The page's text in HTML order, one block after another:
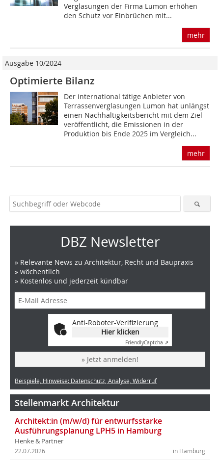
Verglasungen der Firma Lumon erhöhen
den Schutz vor Einbrüchen mit...
mehr
Ausgabe 10/2024
Optimierte Bilanz
Der international tätige Anbieter von
Terrassenverglasungen Lumon hat unlängst
einen Nachhaltigkeitsbericht mit dem Ziel
veröffentlicht, die Emissionen in der
Produktion bis Ende 2025 im Vergleich...
mehr
DBZ Newsletter
» Relevante News zu Architektur, Recht und Baupraxis
» wöchentlich
» Kostenlos und jederzeit kündbar
Anti-Roboter-Verifizierung
Hier klicken
FriendlyCaptcha ⇗
» Jetzt anmelden!
Beispiele, Hinweise: Datenschutz, Analyse, Widerruf
Stellenmarkt Architektur
Architekt:in (m/w/d) für entwurfsstarke
Ausführungsplanung LPH5 in Hamburg
Henke & Partner
in Hamburg
22.07.2026